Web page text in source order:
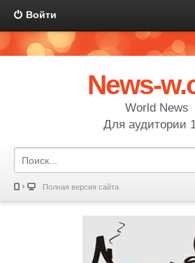
Войти
News-
World News
Для аудитории
Полная версия сайта